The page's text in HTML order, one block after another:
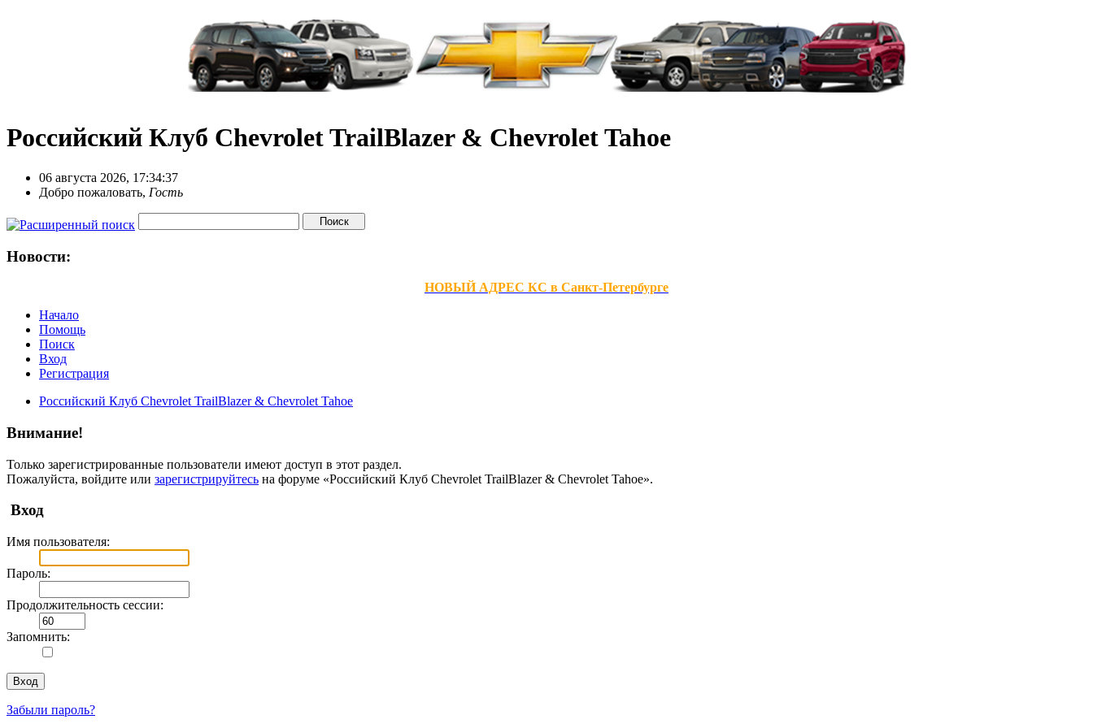
Российский Клуб Chevrolet TrailBlazer & Chevrolet Tahoe
06 августа 2026, 17:34:37
Добро пожаловать, Гость
Новости:
НОВЫЙ АДРЕС КС в Санкт-Петербурге
Начало
Помощь
Поиск
Вход
Регистрация
Российский Клуб Chevrolet TrailBlazer & Chevrolet Tahoe
Внимание!
Только зарегистрированные пользователи имеют доступ в этот раздел.
Пожалуйста, войдите или зарегистрируйтесь на форуме «Российский Клуб Chevrolet TrailBlazer & Chevrolet Tahoe».
Вход
Имя пользователя:
Пароль:
Продолжительность сессии:
Запомнить:
Забыли пароль?